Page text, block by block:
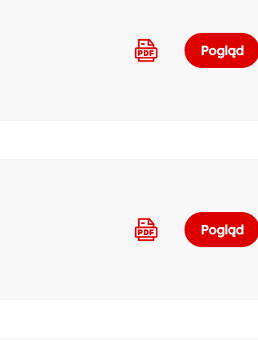
Pogląd
Pogląd